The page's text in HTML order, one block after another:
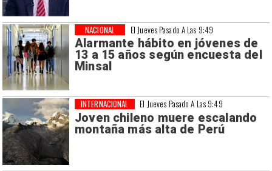
El Jueves Pasado A Las 9:49
Alarmante hábito en jóvenes de
13 a 15 años según encuesta del
Minsal
NACIONAL
El Jueves Pasado A Las 9:49
Joven chileno muere escalando
montaña más alta de Perú
INTERNACIONAL